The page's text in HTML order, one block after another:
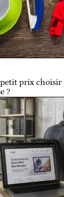
petit prix
?